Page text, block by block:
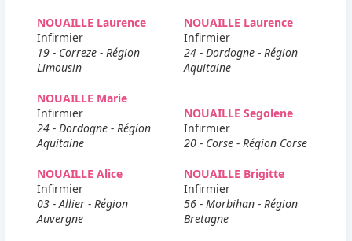
NOUAILLE Laurence
Infirmier
19 - Correze - Région
Limousin
NOUAILLE Laurence
Infirmier
24 - Dordogne - Région
Aquitaine
NOUAILLE Marie
Infirmier
24 - Dordogne - Région
Aquitaine
NOUAILLE Segolene
Infirmier
20 - Corse - Région Corse
NOUAILLE Alice
Infirmier
03 - Allier - Région
Auvergne
NOUAILLE Brigitte
Infirmier
56 - Morbihan - Région
Bretagne